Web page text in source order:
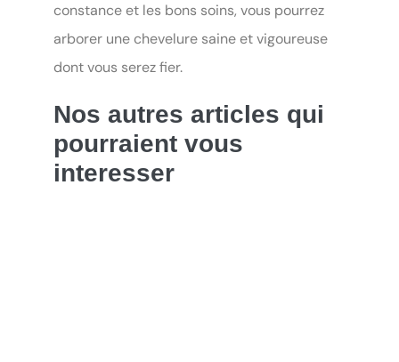
constance et les bons soins, vous pourrez
arborer une chevelure saine et vigoureuse
dont vous serez fier.
Nos autres articles qui
pourraient vous
interesser